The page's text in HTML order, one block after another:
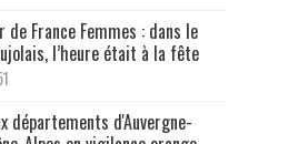
de France Femmes : dans le
l’heure était à la fête
départements d'Auvergne-